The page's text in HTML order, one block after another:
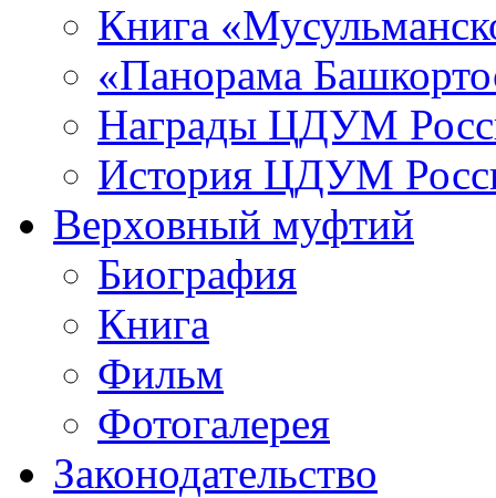
Книга
«Панорама
Награды ЦДУМ
История ЦДУМ
Верховный муфтий
Биография
Книга
Фильм
Фотогалерея
Законодательство